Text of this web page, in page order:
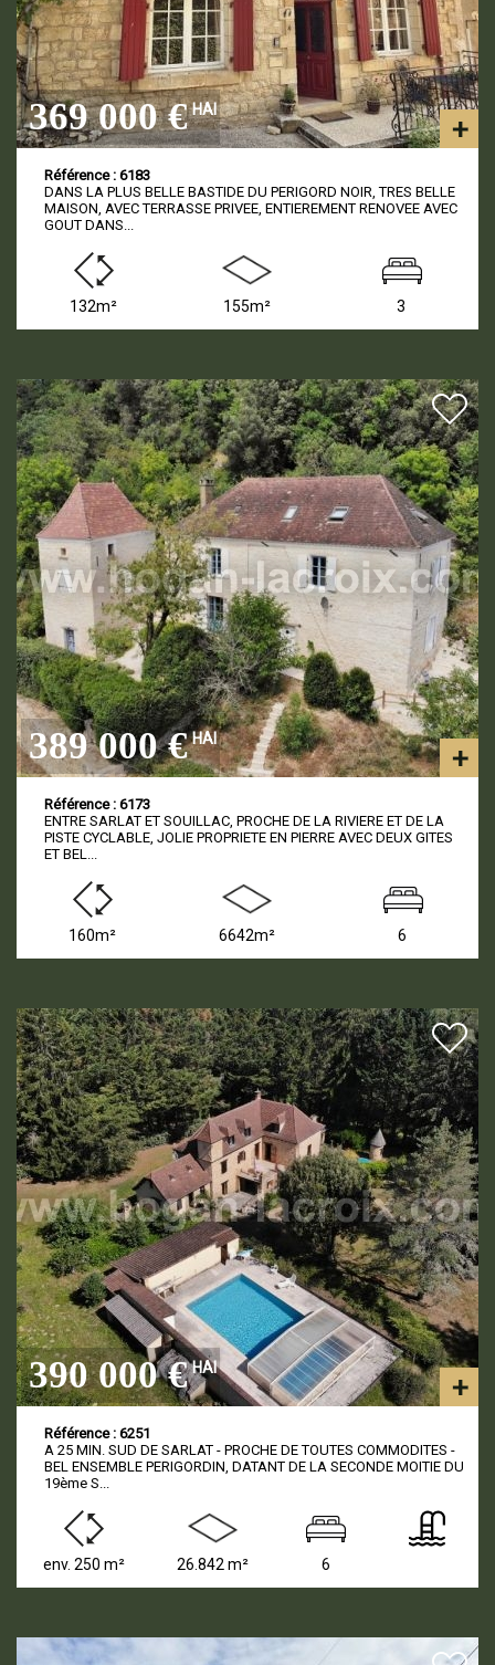
369 000 € HAI
Référence : 6183
DANS LA PLUS BELLE BASTIDE DU PERIGORD NOIR, TRES BELLE
MAISON, AVEC TERRASSE PRIVEE, ENTIEREMENT RENOVEE AVEC
GOUT DANS...
132m² 155m² 3
389 000 € HAI
Référence : 6173
ENTRE SARLAT ET SOUILLAC, PROCHE DE LA RIVIERE ET DE LA
PISTE CYCLABLE, JOLIE PROPRIETE EN PIERRE AVEC DEUX GITES
ET BEL...
160m² 6642m² 6
390 000 € HAI
Référence : 6251
A 25 MIN. SUD DE SARLAT - PROCHE DE TOUTES COMMODITES -
BEL ENSEMBLE PERIGORDIN, DATANT DE LA SECONDE MOITIE DU
19ème S...
env. 250 m² 26.842 m² 6